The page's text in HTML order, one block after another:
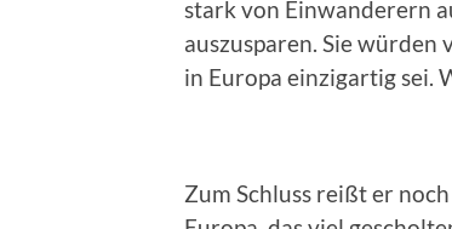
stark von Einwanderern
auszusparen. Sie würden
in Europa einzigartig sei.
Zum Schluss reißt er